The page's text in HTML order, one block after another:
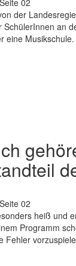
02
der
an
eine
02
heiß und
Programm